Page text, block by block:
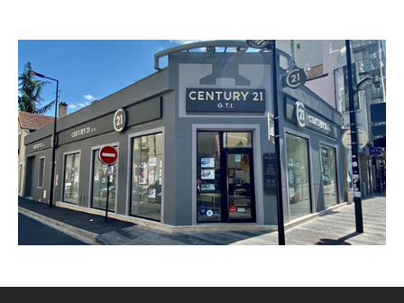
CENTURY 21 G.T.I.
7 avenue de la République
SARTROUVILLE - 78500
Envoyer un message
Téléphoner à l'agence